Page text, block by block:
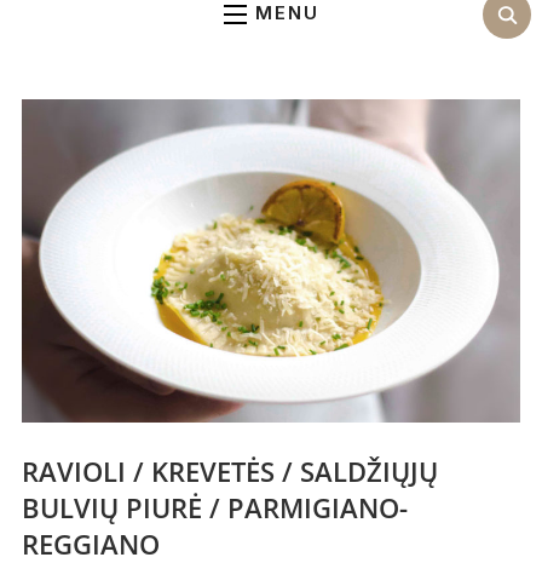
MENU
RAVIOLI / KREVETĖS / SALDŽIŲJŲ
BULVIŲ PIURĖ / PARMIGIANO-
REGGIANO